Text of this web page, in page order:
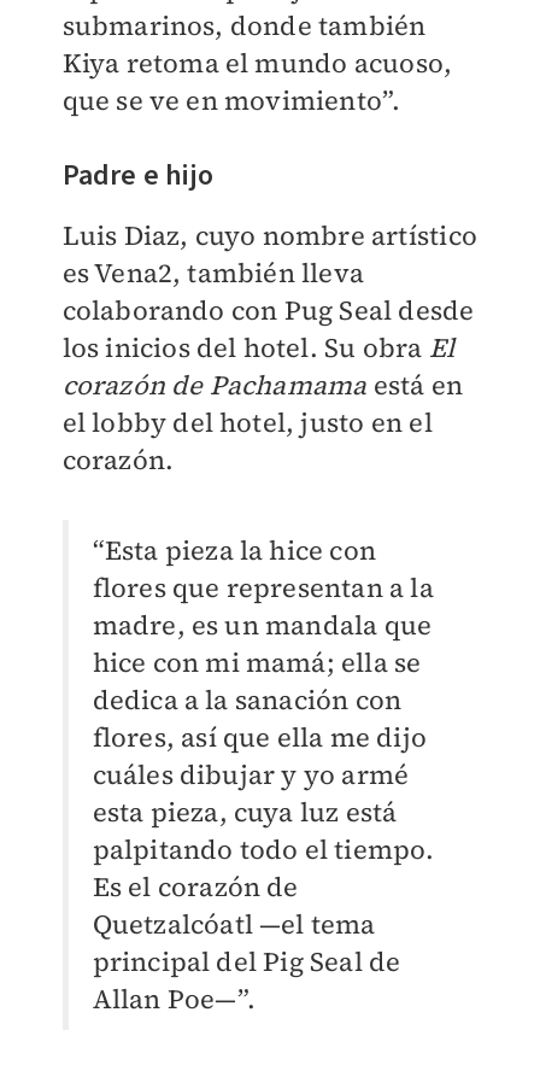
submarinos, donde también
Kiya retoma el mundo acuoso,
que se ve en movimiento”.
Padre e hijo
Luis Diaz, cuyo nombre artístico
es Vena2, también lleva
colaborando con Pug Seal desde
los inicios del hotel. Su obra El
corazón de Pachamama está en
el lobby del hotel, justo en el
corazón.
“Esta pieza la hice con
flores que representan a la
madre, es un mandala que
hice con mi mamá; ella se
dedica a la sanación con
flores, así que ella me dijo
cuáles dibujar y yo armé
esta pieza, cuya luz está
palpitando todo el tiempo.
Es el corazón de
Quetzalcóatl —el tema
principal del Pig Seal de
Allan Poe—”.